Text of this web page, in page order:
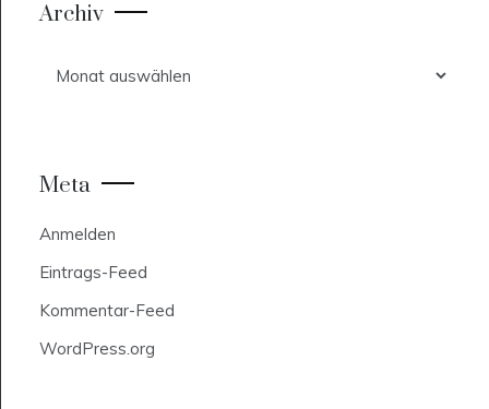
Archiv
Meta
Anmelden
Eintrags-Feed
Kommentar-Feed
WordPress.org